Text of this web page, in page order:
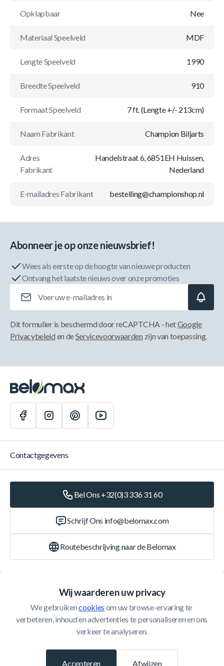
Opklapbaar Nee
Materiaal Speelveld MDF
Lengte Speelveld 1990
Breedte Speelveld 910
Formaat Speelveld 7 ft. (Lengte +/- 213cm)
Naam Fabrikant Champion Biljarts
Adres
Fabrikant
Handelstraat 6, 6851EH Huissen,
Nederland
E-mailadres Fabrikant bestelling@championshop.nl
Wij waarderen uw privacy
We gebruiken cookies om uw browse-ervaring te
verbeteren, inhoud en advertenties te personaliseren en ons
verkeer te analyseren.
Afwijzen
Accepteren
Abonneer je op onze nieuwsbrief!
Wees als eerste op de hoogte van nieuwe producten
Ontvang het laatste nieuws over onze promoties
Dit formulier is beschermd door reCAPTCHA - hetGoogle
Privacybeleid en deServicevoorwaarden zijn van toepassing.
Klantenservice
Contactgegevens
Bel Ons +32(0)3 336 31 60
Schrijf Ons info@belomax.com
Routebeschrijving naar de Belomax